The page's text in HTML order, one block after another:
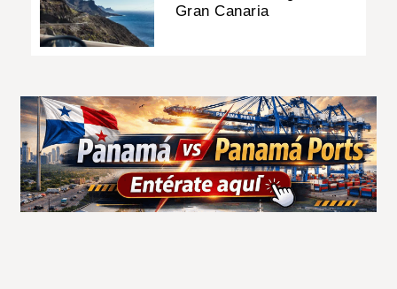
Gran Canaria